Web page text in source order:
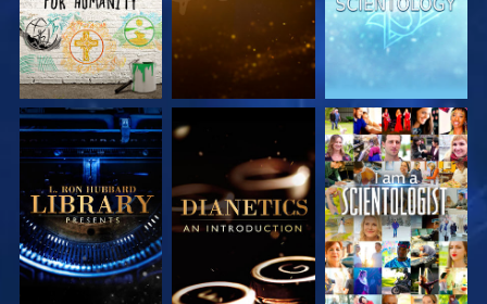
SERIE
ENTDECKEN
ENTDECKEN
ANSEHEN